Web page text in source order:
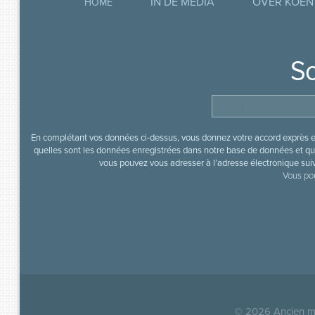
En complétant vos données ci-dessus, vous donnez votre accord
quelles sont les données enregistrées dans notre base de données et
vous pouvez vous adresser à l’adresse électronique
Vous
© 2026 Ancien